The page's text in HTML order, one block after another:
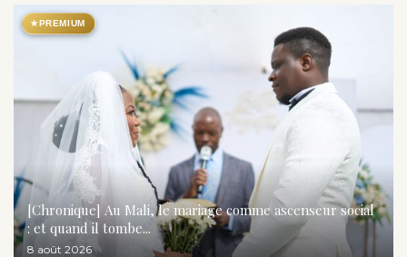
★PREMIUM
[Chronique] Au Mali, le mariage comme ascenseur social
: et quand il tombe...
8 août 2026